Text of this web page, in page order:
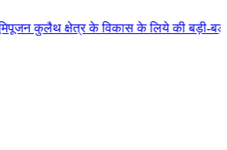
के लिये की बड़ी-बड़ी सौगातों की घोषणा